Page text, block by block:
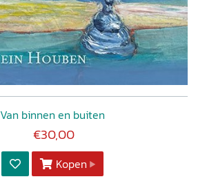
Van binnen en buiten
€30,00
Kopen